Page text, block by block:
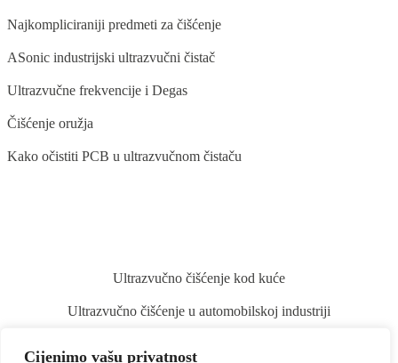
Cijenimo vašu privatnost
Najkompliciraniji predmeti za čišćenje
ASonic industrijski ultrazvučni čistač
Ultrazvučne frekvencije i Degas
Čišćenje oružja
Kako očistiti PCB u ultrazvučnom čistaču
Ultrazvučno čišćenje kod kuće
Ultrazvučno čišćenje u automobilskoj industriji